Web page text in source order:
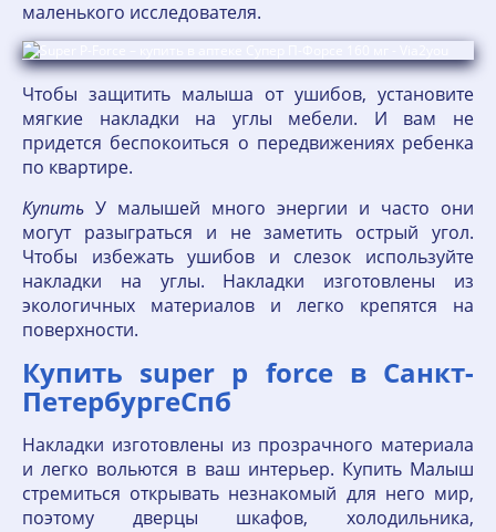
маленького исследователя.
Чтобы защитить малыша от ушибов, установите
мягкие накладки на углы мебели. И вам не
придется беспокоиться о передвижениях ребенка
по квартире.
Купить У малышей много энергии и часто они
могут разыграться и не заметить острый угол.
Чтобы избежать ушибов и слезок используйте
накладки на углы. Накладки изготовлены из
экологичных материалов и легко крепятся на
поверхности.
Купить super p force в Санкт-
ПетербургеСпб
Накладки изготовлены из прозрачного материала
и легко вольются в ваш интерьер. Купить Малыш
стремиться открывать незнакомый для него мир,
поэтому дверцы шкафов, холодильника,